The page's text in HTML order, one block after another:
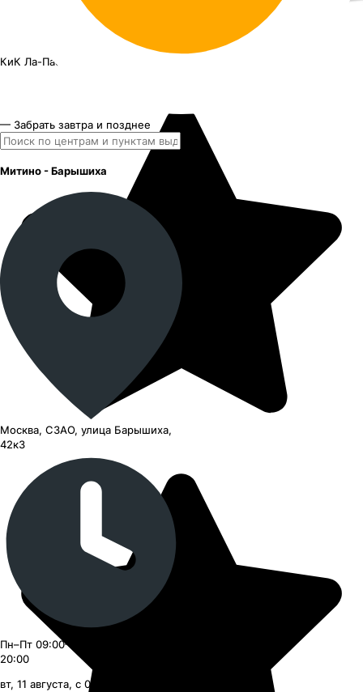
КиК Ла-Пас
— Забрать завтра и позднее
Митино - Барышиха
Москва, СЗАО, улица Барышиха,
42к3
Пн–Пт 09:00–21:00, Сб–Вс 09:00–
20:00
вт, 11 августа, с 09:00